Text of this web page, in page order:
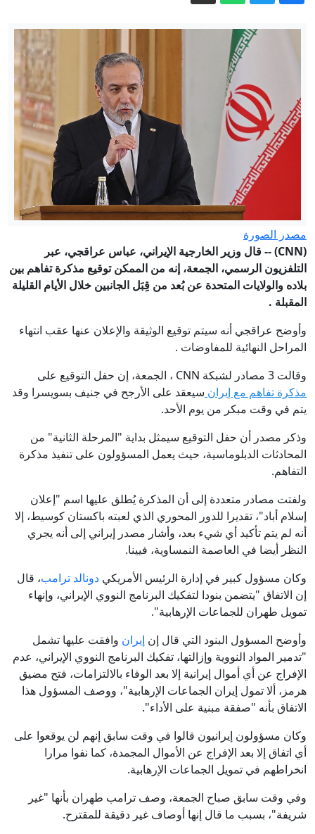
المملكة المتحدة: نساء يروين لبي بي سي
قصص اغتصاب وإساءة في كلية عسكرية
للمراهقين
الحصار الأميركي يشلّ شريان النفط
الإيراني.. ماذا كشفت صور الأقمار
الاصطناعية في جزيرة خرج؟
بزشكيان: لا خلاف بين الحكومة والمرشد
الأعلى
بين ملاذ الأنديز وتأشيرة نيوزيلندا.. كيف
يستعد الأثرياء لنهاية العالم؟
إيران.. واشنطن تتوقع اتفاقا وشيكا بشأن
مصدر الصورة
(CNN) --
قال وزير الخارجية الإيراني، عباس عراقجي، عبر
التلفزيون الرسمي، الجمعة، إنه من الممكن توقيع مذكرة تفاهم بين
بلاده والولايات المتحدة عن بُعد من قِبَل الجانبين خلال الأيام القليلة
المقبلة .
وأوضح عراقجي أنه سيتم توقيع الوثيقة والإعلان عنها عقب انتهاء
المراحل النهائية للمفاوضات .
وقالت 3 مصادر لشبكة CNN ، الجمعة، إن حفل التوقيع على
مذكرة تفاهم مع إيران سيعقد على الأرجح في جنيف بسويسرا وقد
يتم في وقت مبكر من يوم الأحد.
وذكر مصدر أن حفل التوقيع سيمثل بداية "المرحلة الثانية" من
المحادثات الدبلوماسية، حيث يعمل المسؤولون على تنفيذ مذكرة
التفاهم.
ولفتت مصادر متعددة إلى أن المذكرة يُطلق عليها اسم "إعلان
إسلام أباد"، تقديرا للدور المحوري الذي لعبته باكستان كوسيط، إلا
أنه لم يتم تأكيد أي شيء بعد، وأشار مصدر إيراني إلى أنه يجري
النظر أيضا في العاصمة النمساوية، فيينا.
وكان مسؤول كبير في إدارة الرئيس الأمريكي دونالد ترامب، قال
إن الاتفاق "يتضمن بنودا لتفكيك البرنامج النووي الإيراني، وإنهاء
تمويل طهران للجماعات الإرهابية".
وأوضح المسؤول البنود التي قال إن إيران وافقت عليها تشمل
"تدمير المواد النووية وإزالتها، تفكيك البرنامج النووي الإيراني، عدم
الإفراج عن أي أموال إيرانية إلا بعد الوفاء بالالتزامات، فتح مضيق
هرمز، ألا تمول إيران الجماعات الإرهابية"، ووصف المسؤول هذا
الاتفاق بأنه "صفقة مبنية على الأداء".
وكان مسؤولون إيرانيون قالوا في وقت سابق إنهم لن يوقعوا على
أي اتفاق إلا بعد الإفراج عن الأموال المجمدة، كما نفوا مرارا
انخراطهم في تمويل الجماعات الإرهابية.
وفي وقت سابق صباح الجمعة، وصف ترامب طهران بأنها "غير
شريفة"، بسبب ما قال إنها أوصاف غير دقيقة للمقترح.